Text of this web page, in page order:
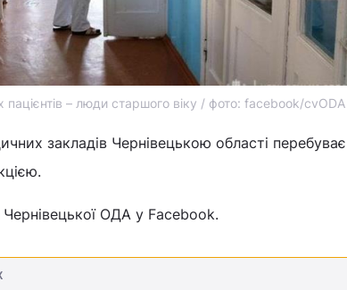
пацієнтів – люди старшого віку / фото: facebook/cvODA
закладів Чернівецькою області
ОДА у Facebook.